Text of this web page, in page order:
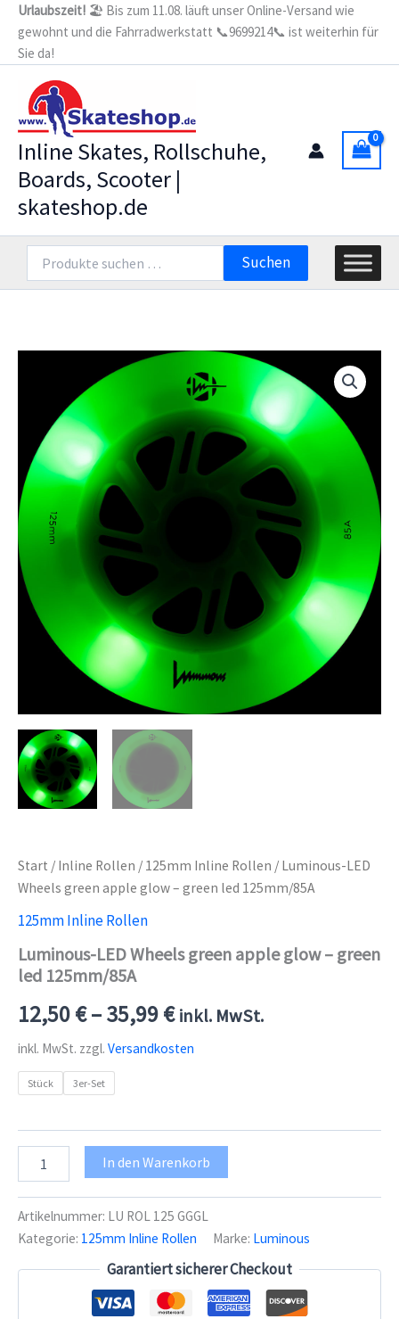
Zum
Inhalt
springen
Urlaubszeit! 🏖️ Bis zum 11.08. läuft unser Online-Versand wie
gewohnt und die Fahrradwerkstatt 📞9699214📞 ist weiterhin für
Sie da!
Inline Skates, Rollschuhe,
Boards, Scooter |
skateshop.de
nach:
Suchen
Start / Inline Rollen / 125mm Inline Rollen / Luminous-LED
Wheels green apple glow – green led 125mm/85A
125mm Inline Rollen
Luminous-LED Wheels green apple glow – green
led 125mm/85A
12,50€–35,99€ inkl. MwSt.
inkl. MwSt. zzgl. Versandkosten
Stück 3er-Set
green
apple
glow
In den Warenkorb
Artikelnummer: LU ROL 125 GGGL
Kategorie: 125mm Inline Rollen Marke: Luminous
Garantiert sicherer Checkout